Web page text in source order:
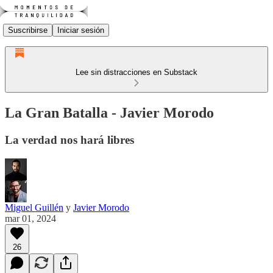
Suscribirse Iniciar sesión
Lee sin distracciones en Substack
La Gran Batalla - Javier Morodo
La verdad nos hará libres
Miguel Guillén y Javier Morodo
mar 01, 2024
26